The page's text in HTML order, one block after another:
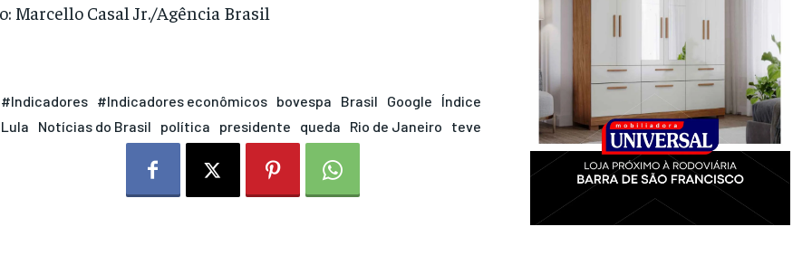
Marcello Casal Jr./Agência Brasil
#Indicadores #Indicadores econômicos bovespa Brasil Google
Índice
Lula
Notícias do Brasil política presidente queda Rio de Janeiro teve